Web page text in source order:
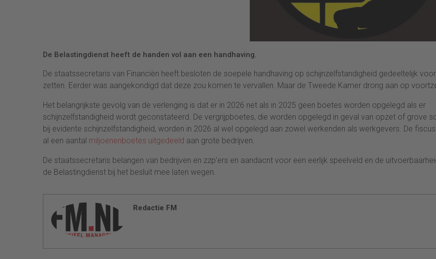
De Belastingdienst heeft de handen vol aan een handhaving.
De staatssecretaris van Financiën heeft besloten de soepele handhaving op schijnzelfstandigheid gedeeltelijk
zetten. Eerder was aangekondigd dat deze zou komen te vervallen. Maar de Tweede Kamer drong aan op
Het belangrijkste gevolg van de verlenging is dat er in 2026 net als in 2025 geen boetes worden opgelegd als er
schijnzelfstandigheid wordt geconstateerd. De vergrijpboetes, die worden opgelegd in geval van opzet of grove
bij evidente schijnzelfstandigheid, worden in 2026 al wel opgelegd aan zowel werkenden als werkgevers. De
al een aantal miljoenenboetes uitgedeeld aan grote bedrijven.
De staatssecretaris belangen van bedrijven en zzp’ers en aandacnt voor een eerlijk speelveld en de
de Belastingdienst bij het besluit mee laten wegen.
Redactie FM